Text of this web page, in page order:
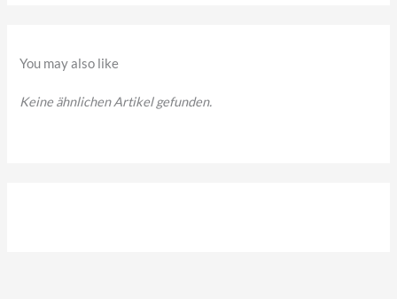
h
You may also like
Keine ähnlichen Artikel gefunden.